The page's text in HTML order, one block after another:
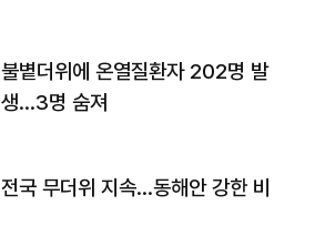
불볕더위에 온열질환자 202명 발
생…3명 숨져
전국 무더위 지속…동해안 강한 비